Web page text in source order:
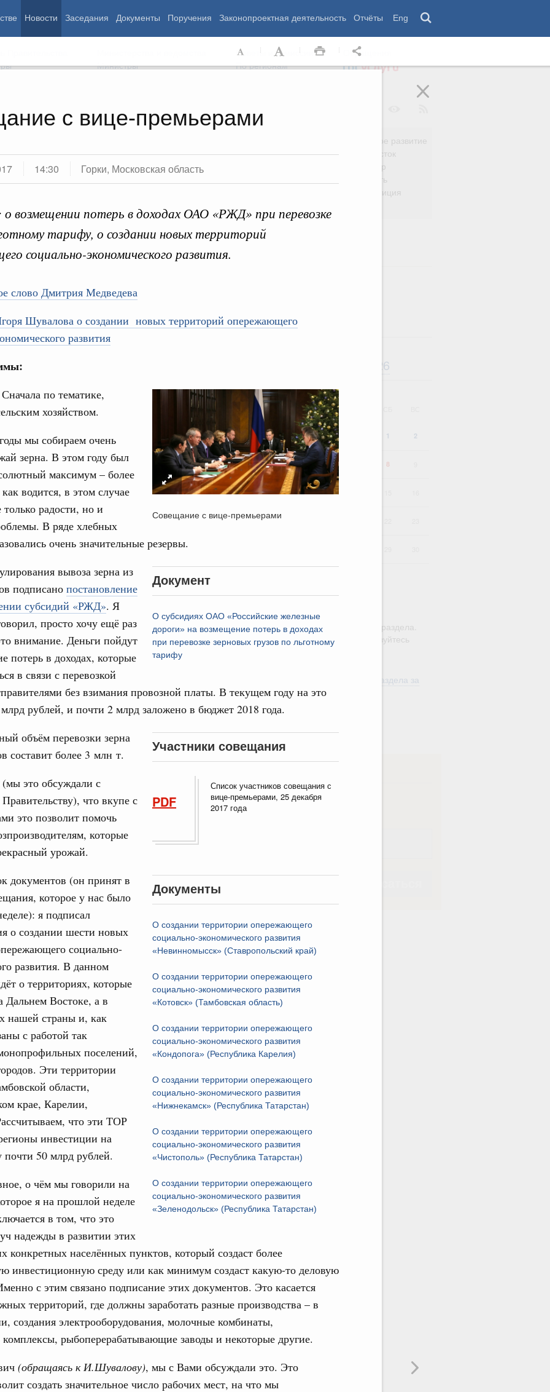
Новости Заседания Документы Поручения Законопроектная деятельность Отчёты Eng
с вице-премьерами
14:30 Горки, Московская область
о возмещении потерь в доходах ОАО «РЖД» при перевозке
тарифу, о создании новых территорий
социально-экономического развития.
слово Дмитрия Медведева
Шувалова о создании новых территорий опережающего
развития
Совещание с вице-премьерами
Сначала по тематике,
хозяйством.
мы собираем очень
зерна. В этом году был
максимум – более
водится, в этом случае
радости, но и
В ряде хлебных
очень значительные резервы.
Документ
О субсидиях ОАО «Российские железные
дороги» на возмещение потерь в доходах
при перевозке зерновых грузов по льготному
тарифу
вывоза зерна из
подписано постановление
субсидий «РЖД». Я
просто хочу ещё раз
внимание. Деньги пойдут
потерь в доходах, которые
в связи с перевозкой
без взимания провозной платы. В текущем году на это
рублей, и почти 2 млрд заложено в бюджет 2018 года.
Участники совещания
PDF
Список участников совещания с
вице-премьерами, 25 декабря
2017 года
объём перевозки зерна
составит более 3 млн т.
это обсуждали с
что вкупе с
это позволит помочь
которые
урожай.
Документы
О создании территории опережающего
социально-экономического развития
«Невинномысск» (Ставропольский край)
О создании территории опережающего
социально-экономического развития
«Котовск» (Тамбовская область)
О создании территории опережающего
социально-экономического развития
«Кондопога» (Республика Карелия)
О создании территории опережающего
социально-экономического развития
«Нижнекамск» (Республика Татарстан)
О создании территории опережающего
социально-экономического развития
«Чистополь» (Республика Татарстан)
О создании территории опережающего
социально-экономического развития
«Зеленодольск» (Республика Татарстан)
документов (он принят в
которое у нас было
я подписал
о создании шести новых
социально-
развития. В данном
о территориях, которые
Дальнем Востоке, а в
нашей страны и, как
с работой так
поселений,
Эти территории
области,
крае, Карелии,
что эти ТОР
инвестиции на
50 млрд рублей.
о чём мы говорили на
я на прошлой неделе
в том, что это
надежды в развитии этих
конкретных населённых пунктов, который создаст более
инвестиционную среду или как минимум создаст какую-то деловую
с этим связано подписание этих документов. Это касается
территорий, где должны заработать разные производства – в
создания электрооборудования, молочные комбинаты,
рыбоперерабатывающие заводы и некоторые другие.
(обращаясь к И.Шувалову), мы с Вами обсуждали это. Это
создать значительное число рабочих мест, на что мы
Правительства
Министры
Советы и комиссии
По регионам
Обращения
Технологическое развитие
Экономика. Регулирование
Жильё и города
Региональное развитие
Дальний Восток
Россия и мир
Безопасность
Право и юстиция
Национальные проекты
научных исследований и разработок
премий, лауреаты которых освобождаются
итогам XI конференции «Цифровая
спорт
поздравили россиян с Днём
организации. Добровольчество и волонтёрство.
медиков с 10-летием
Татьяна Голикова поздравила участников
«Волонтёры-медики» с 10-летним юбилеем.
комиссии Всероссийского конкурса лучших
поздравили российскую сборную с
по искусственному интеллекту
область
Межбюджетные отношения
инфраструктуры построили и
кредитам
госпрограмм повысит эффективность
завершил строительство и реконструкцию
правкомиссии по ликвидации последствий
проливе
по числу заявлений от абитуриентов
«Профессионалитет»
Интеграция на пространстве СНГ
заседания Евразийского
Интеграция на пространстве СНГ
совета в расширенном
актуальные задачи углубления интеграции, в том
кооперации в области таможенного
и администрирования, развитие электронной торговли,
безопасности, цифровизация грузовых
перевозок, формирование общего финансового
Интеграция на пространстве СНГ
встрече Президента Киргизии Садыра
заседания Евразийского
четверг
Правительственной комиссии по
2026
ПН СР ЧТ
1 2
3 4 5 6 8
10 11 12 13
17 18
С помощью этого календаря поиск
осуществляется в рамках текущего раздела.
Для поиска по всему сайту воспользуйтесь
Выбрать материалы текущего раздела за
период
Архив
Ежедневная Еженедельная
Email